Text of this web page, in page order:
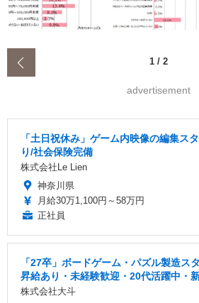
1 / 2
advertisement
「土日祝休み」ゲーム内映像の編集ス
り/社会保険完備
株式会社Le Lien
神奈川県
月給30万1,100円～58万円
正社員
「27卒」ボードゲーム・パズル製造ス
昇給あり・未経験歓迎・20代活躍中・
株式会社大斗